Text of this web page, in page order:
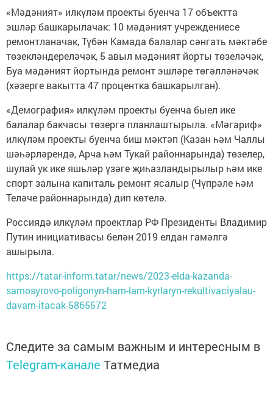
«Мәдәният» илкүләм проекты буенча 17 объектта
эшләр башкарылачак: 10 мәдәният учреждениесе
ремонтланачак, Түбән Камада балалар сәнгать мәктәбе
төзекләндереләчәк, 5 авыл мәдәният йорты төзеләчәк,
Буа мәдәният йортында ремонт эшләре төгәлләнәчәк
(хәзерге вакытта 47 процентка башкарылган).
«Демография» илкүләм проекты буенча быел ике
балалар бакчасы төзергә планлаштырыла. «Мәгариф»
илкүләм проекты буенча биш мәктәп (Казан һәм Чаллы
шәһәрләрендә, Арча һәм Тукай районнарында) төзелер,
шулай ук ике яшьләр үзәге җиһазландырылыр һәм ике
спорт залына капиталь ремонт ясалыр (Чүпрәле һәм
Теләче районнарында) дип көтелә.
Россиядә илкүләм проектлар РФ Президенты Владимир
Путин инициативасы белән 2019 елдан гамәлгә
ашырыла.
https://tatar-inform.tatar/news/2023-elda-kazanda-
samosyrovo-poligonyn-ham-lam-kyrlaryn-rekultivaciyalau-
davam-itacak-5865572
Следите за самым важным и интересным в
Telegram-канале Татмедиа